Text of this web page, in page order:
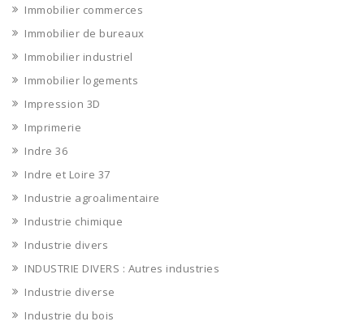
Immobilier commerces
Immobilier de bureaux
Immobilier industriel
Immobilier logements
Impression 3D
Imprimerie
Indre 36
Indre et Loire 37
Industrie agroalimentaire
Industrie chimique
Industrie divers
INDUSTRIE DIVERS : Autres industries
Industrie diverse
Industrie du bois